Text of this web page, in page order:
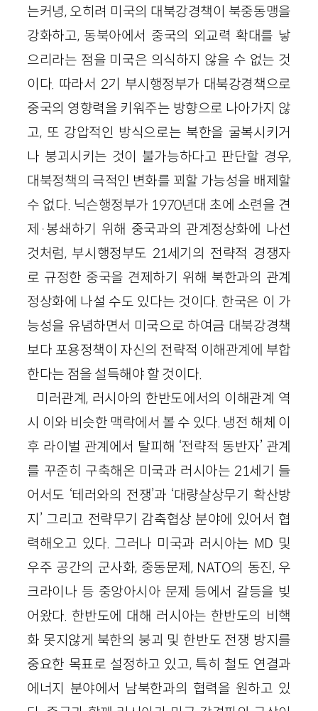
는커녕, 오히려 미국의 대북강경책이 북중동맹을
강화하고, 동북아에서 중국의 외교력 확대를 낳
으리라는 점을 미국은 의식하지 않을 수 없는 것
이다. 따라서 2기 부시행정부가 대북강경책으로
중국의 영향력을 키워주는 방향으로 나아가지 않
고, 또 강압적인 방식으로는 북한을 굴복시키거
나 붕괴시키는 것이 불가능하다고 판단할 경우,
대북정책의 극적인 변화를 꾀할 가능성을 배제할
수 없다. 닉슨행정부가 1970년대 초에 소련을 견
제·봉쇄하기 위해 중국과의 관계정상화에 나선
것처럼, 부시행정부도 21세기의 전략적 경쟁자
로 규정한 중국을 견제하기 위해 북한과의 관계
정상화에 나설 수도 있다는 것이다. 한국은 이 가
능성을 유념하면서 미국으로 하여금 대북강경책
보다 포용정책이 자신의 전략적 이해관계에 부합
한다는 점을 설득해야 할 것이다.
미러관계, 러시아의 한반도에서의 이해관계 역
시 이와 비슷한 맥락에서 볼 수 있다. 냉전 해체 이
후 라이벌 관계에서 탈피해 ‘전략적 동반자’ 관계
를 꾸준히 구축해온 미국과 러시아는 21세기 들
어서도 ‘테러와의 전쟁’과 ‘대량살상무기 확산방
지’ 그리고 전략무기 감축협상 분야에 있어서 협
력해오고 있다. 그러나 미국과 러시아는 MD 및
우주 공간의 군사화, 중동문제, NATO의 동진, 우
크라이나 등 중앙아시아 문제 등에서 갈등을 빚
어왔다. 한반도에 대해 러시아는 한반도의 비핵
화 못지않게 북한의 붕괴 및 한반도 전쟁 방지를
중요한 목표로 설정하고 있고, 특히 철도 연결과
에너지 분야에서 남북한과의 협력을 원하고 있